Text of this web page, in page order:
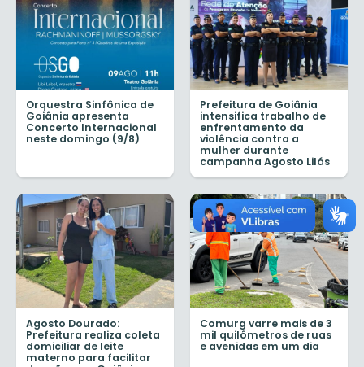
Orquestra Sinfônica de
Goiânia apresenta
Concerto Internacional
neste domingo (9/8)
Prefeitura de Goiânia
intensifica trabalho de
enfrentamento da
violência contra a
mulher durante
campanha Agosto Lilás
Agosto Dourado:
Prefeitura realiza coleta
domiciliar de leite
materno para facilitar
Comurg varre mais de 3
mil quilômetros de ruas
e avenidas em um dia